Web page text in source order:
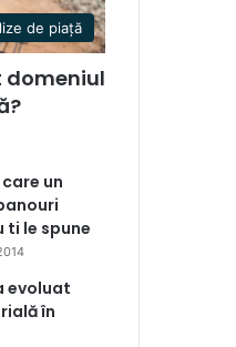
de piață
domeniul
un
ti le spune
evoluat
în